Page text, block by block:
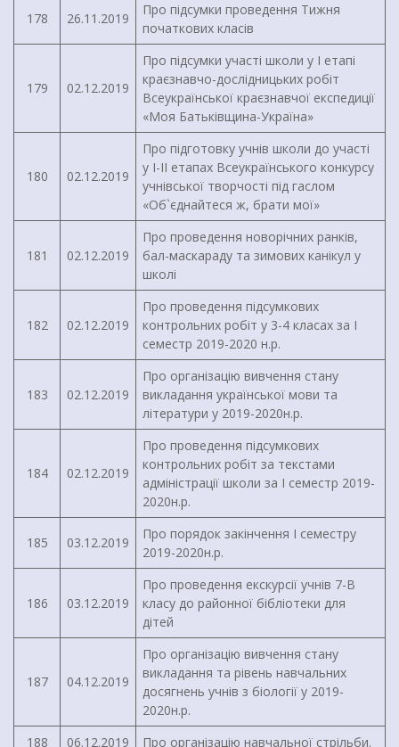
178 26.11.2019
Про підсумки проведення Тижня
початкових класів
179 02.12.2019
Про підсумки участі школи у І етапі
краєзнавчо-дослідницьких робіт
Всеукраїнської краєзнавчої експедиції
«Моя Батьківщина-Україна»
180 02.12.2019
Про підготовку учнів школи до участі
у І-ІІ етапах Всеукраїнського конкурсу
учнівської творчості під гаслом
«Об`єднайтеся ж, брати мої»
181 02.12.2019
Про проведення новорічних ранків,
бал-маскараду та зимових канікул у
школі
182 02.12.2019
Про проведення підсумкових
контрольних робіт у 3-4 класах за І
семестр 2019-2020 н.р.
183 02.12.2019
Про організацію вивчення стану
викладання української мови та
літератури у 2019-2020н.р.
184 02.12.2019
Про проведення підсумкових
контрольних робіт за текстами
адміністрації школи за І семестр 2019-
2020н.р.
185 03.12.2019
Про порядок закінчення І семестру
2019-2020н.р.
186 03.12.2019
Про проведення екскурсії учнів 7-В
класу до районної бібліотеки для
дітей
187 04.12.2019
Про організацію вивчення стану
викладання та рівень навчальних
досягнень учнів з біології у 2019-
2020н.р.
188
06.12.2019 Про організацію навчальної стрільби.